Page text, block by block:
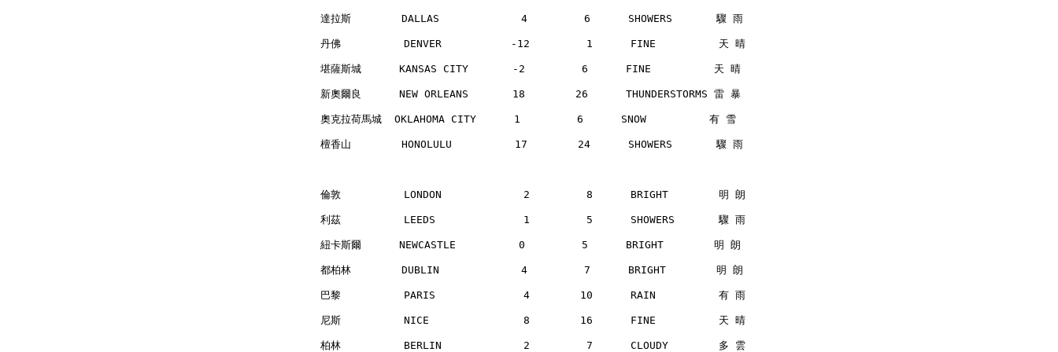
達拉斯        DALLAS             4         6      SHOWERS       驟 雨
丹佛          DENVER           -12         1      FINE          天 晴
堪薩斯城      KANSAS CITY       -2         6      FINE          天 晴
新奧爾良      NEW ORLEANS       18        26      THUNDERSTORMS 雷 暴
奧克拉荷馬城  OKLAHOMA CITY      1         6      SNOW          有 雪
檀香山        HONOLULU          17        24      SHOWERS       驟 雨
倫敦          LONDON             2         8      BRIGHT        明 朗
利茲          LEEDS              1         5      SHOWERS       驟 雨
紐卡斯爾      NEWCASTLE          0         5      BRIGHT        明 朗
都柏林        DUBLIN             4         7      BRIGHT        明 朗
巴黎          PARIS              4        10      RAIN          有 雨
尼斯          NICE               8        16      FINE          天 晴
柏林          BERLIN             2         7      CLOUDY        多 雲